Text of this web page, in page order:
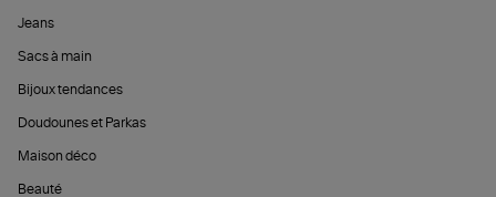
Jeans
Sacs à main
Bijoux tendances
Doudounes et Parkas
Maison déco
Beauté